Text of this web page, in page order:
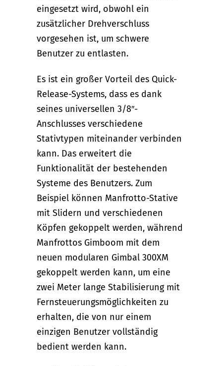
eingesetzt wird, obwohl ein
zusätzlicher Drehverschluss
vorgesehen ist, um schwere
Benutzer zu entlasten.
Es ist ein großer Vorteil des Quick-
Release-Systems, dass es dank
seines universellen 3/8″-
Anschlusses verschiedene
Stativtypen miteinander verbinden
kann. Das erweitert die
Funktionalität der bestehenden
Systeme des Benutzers. Zum
Beispiel können Manfrotto-Stative
mit Slidern und verschiedenen
Köpfen gekoppelt werden, während
Manfrottos Gimboom mit dem
neuen modularen Gimbal 300XM
gekoppelt werden kann, um eine
zwei Meter lange Stabilisierung mit
Fernsteuerungsmöglichkeiten zu
erhalten, die von nur einem
einzigen Benutzer vollständig
bedient werden kann.